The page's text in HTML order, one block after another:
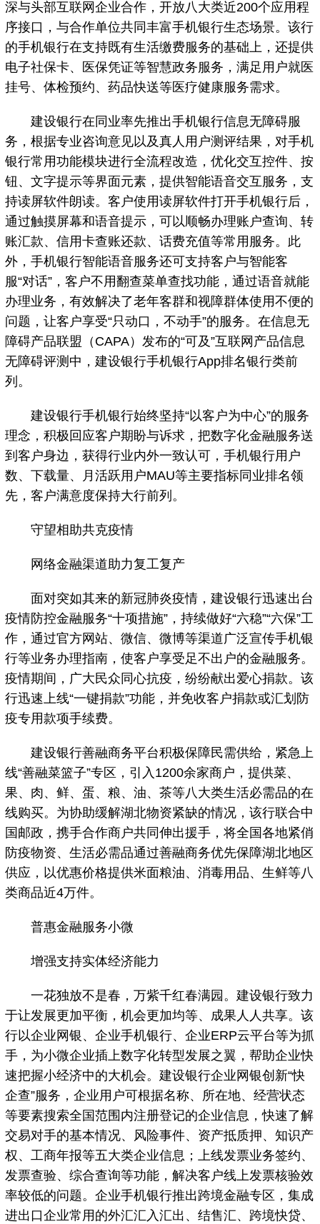
深与头部互联网企业合作，开放八大类近200个应用程
序接口，与合作单位共同丰富手机银行生态场景。该行
的手机银行在支持既有生活缴费服务的基础上，还提供
电子社保卡、医保凭证等智慧政务服务，满足用户就医
挂号、体检预约、药品快送等医疗健康服务需求。
建设银行在同业率先推出手机银行信息无障碍服
务，根据专业咨询意见以及真人用户测评结果，对手机
银行常用功能模块进行全流程改造，优化交互控件、按
钮、文字提示等界面元素，提供智能语音交互服务，支
持读屏软件朗读。客户使用读屏软件打开手机银行后，
通过触摸屏幕和语音提示，可以顺畅办理账户查询、转
账汇款、信用卡查账还款、话费充值等常用服务。此
外，手机银行智能语音服务还可支持客户与智能客
服“对话”，客户不用翻查菜单查找功能，通过语音就能
办理业务，有效解决了老年客群和视障群体使用不便的
问题，让客户享受“只动口，不动手”的服务。在信息无
障碍产品联盟（CAPA）发布的“可及”互联网产品信息
无障碍评测中，建设银行手机银行App排名银行类前
列。
建设银行手机银行始终坚持“以客户为中心”的服务
理念，积极回应客户期盼与诉求，把数字化金融服务送
到客户身边，获得行业内外一致认可，手机银行用户
数、下载量、月活跃用户MAU等主要指标同业排名领
先，客户满意度保持大行前列。
守望相助共克疫情
网络金融渠道助力复工复产
面对突如其来的新冠肺炎疫情，建设银行迅速出台
疫情防控金融服务“十项措施”，持续做好“六稳”“六保”工
作，通过官方网站、微信、微博等渠道广泛宣传手机银
行等业务办理指南，使客户享受足不出户的金融服务。
疫情期间，广大民众同心抗疫，纷纷献出爱心捐款。该
行迅速上线“一键捐款”功能，并免收客户捐款或汇划防
疫专用款项手续费。
建设银行善融商务平台积极保障民需供给，紧急上
线“善融菜篮子”专区，引入1200余家商户，提供菜、
果、肉、鲜、蛋、粮、油、茶等八大类生活必需品的在
线购买。为协助缓解湖北物资紧缺的情况，该行联合中
国邮政，携手合作商户共同伸出援手，将全国各地紧俏
防疫物资、生活必需品通过善融商务优先保障湖北地区
供应，以优惠价格提供米面粮油、消毒用品、生鲜等八
类商品近4万件。
普惠金融服务小微
增强支持实体经济能力
一花独放不是春，万紫千红春满园。建设银行致力
于让发展更加平衡，机会更加均等、成果人人共享。该
行以企业网银、企业手机银行、企业ERP云平台等为抓
手，为小微企业插上数字化转型发展之翼，帮助企业快
速把握小经济中的大机会。建设银行企业网银创新“快
企查”服务，企业用户可根据名称、所在地、经营状态
等要素搜索全国范围内注册登记的企业信息，快速了解
交易对手的基本情况、风险事件、资产抵质押、知识产
权、工商年报等五大类企业信息；上线发票业务签约、
发票查验、综合查询等功能，解决客户线上发票核验效
率较低的问题。企业手机银行推出跨境金融专区，集成
进出口企业常用的外汇汇入汇出、结售汇、跨境快贷、